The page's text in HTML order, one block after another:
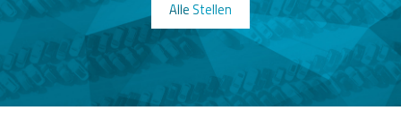
Alle Stellen